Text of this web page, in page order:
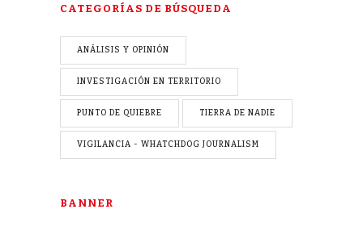
CATEGORÍAS DE BÚSQUEDA
ANÁLISIS Y OPINIÓN
INVESTIGACIÓN EN TERRITORIO
PUNTO DE QUIEBRE TIERRA DE NADIE
VIGILANCIA - WHATCHDOG JOURNALISM
BANNER